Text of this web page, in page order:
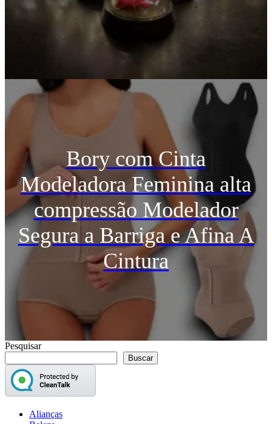
Bory com Cinta
Modeladora Feminina alta
compressão Modelador
Segura a Barriga e Afina A
Cintura
Pesquisar
Buscar
Alianças